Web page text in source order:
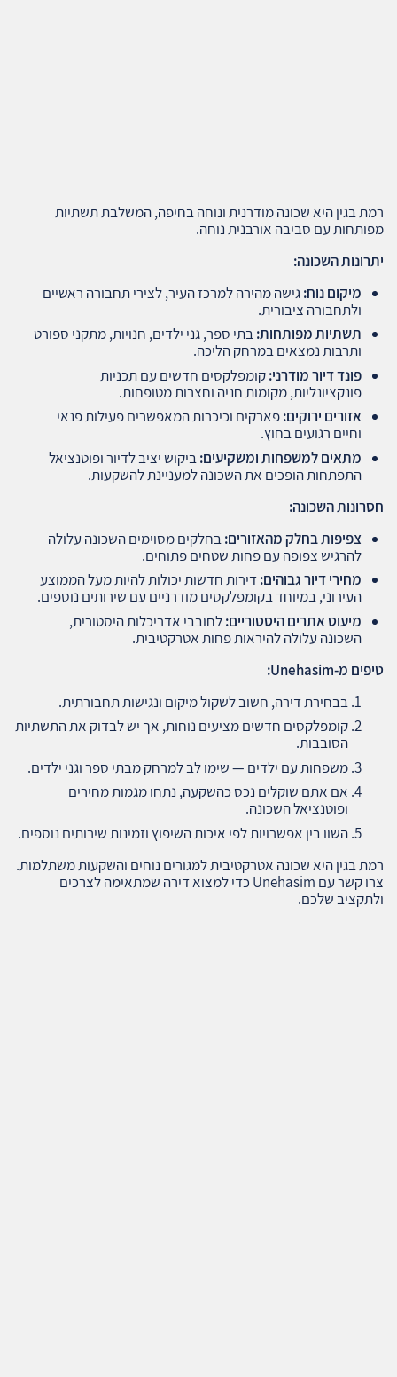
רמת בגין היא שכונה מודרנית ונוחה בחיפה, המשלבת תשתיות
מפותחות עם סביבה אורבנית נוחה.
יתרונות השכונה:
מיקום נוח:גישה מהירה למרכז העיר, לצירי תחבורה ראשיים
ולתחבורה ציבורית.
תשתיות מפותחות:בתי ספר, גני ילדים, חנויות, מתקני ספורט
ותרבות נמצאים במרחק הליכה.
פונד דיור מודרני:קומפלקסים חדשים עם תכניות
פונקציונליות, מקומות חניה וחצרות מטופחות.
אזורים ירוקים:פארקים וכיכרות המאפשרים פעילות פנאי
וחיים רגועים בחוץ.
מתאים למשפחות ומשקיעים:ביקוש יציב לדיור ופוטנציאל
התפתחות הופכים את השכונה למעניינת להשקעות.
חסרונות השכונה:
צפיפות בחלק מהאזורים:בחלקים מסוימים השכונה עלולה
להרגיש צפופה עם פחות שטחים פתוחים.
מחירי דיור גבוהים:דירות חדשות יכולות להיות מעל הממוצע
העירוני, במיוחד בקומפלקסים מודרניים עם שירותים נוספים.
מיעוט אתרים היסטוריים:לחובבי אדריכלות היסטורית,
השכונה עלולה להיראות פחות אטרקטיבית.
טיפים מ-Unehasim:
בבחירת דירה, חשוב לשקול מיקום ונגישות תחבורתית.
קומפלקסים חדשים מציעים נוחות, אך יש לבדוק את התשתיות
הסובבות.
משפחות עם ילדים — שימו לב למרחק מבתי ספר וגני ילדים.
אם אתם שוקלים נכס כהשקעה, נתחו מגמות מחירים
ופוטנציאל השכונה.
השוו בין אפשרויות לפי איכות השיפוץ וזמינות שירותים נוספים.
רמת בגין היא שכונה אטרקטיבית למגורים נוחים והשקעות משתלמות.
צרו קשר עם Unehasim כדי למצוא דירה שמתאימה לצרכים
ולתקציב שלכם.